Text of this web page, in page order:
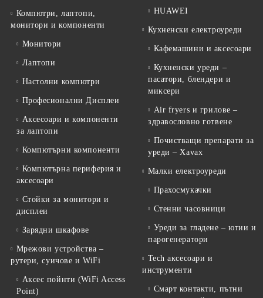
Компютри, лаптопи,
монитори и компоненти
Монитори
Лаптопи
Настолни компютри
Професионални Дисплеи
Аксесоари и компоненти
за лаптопи
Компютърни компоненти
Компютърна периферия и
аксесоари
Стойки за монитори и
дисплеи
Зарядни шкафове
Мрежови устройства –
рутери, суичове и WiFi
Аксес пойнти (WiFi Access
Point)
HUAWEI
Кухненски електроуреди
Кафемашини и аксесоари
Кухненски уреди –
пасатори, блендери и
миксери
Air fryers и грилове –
здравословно готвене
Почистващи препарати за
уреди – Xavax
Малки електроуреди
Прахосмукачки
Стенни часовници
Уреди за гладене – ютии и
парогенератори
Tech аксесоари и
инструменти
Смарт контакти, пътни